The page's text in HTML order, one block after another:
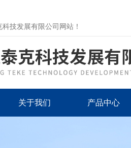
技发展有限公司网站！
关于我们 产品中心